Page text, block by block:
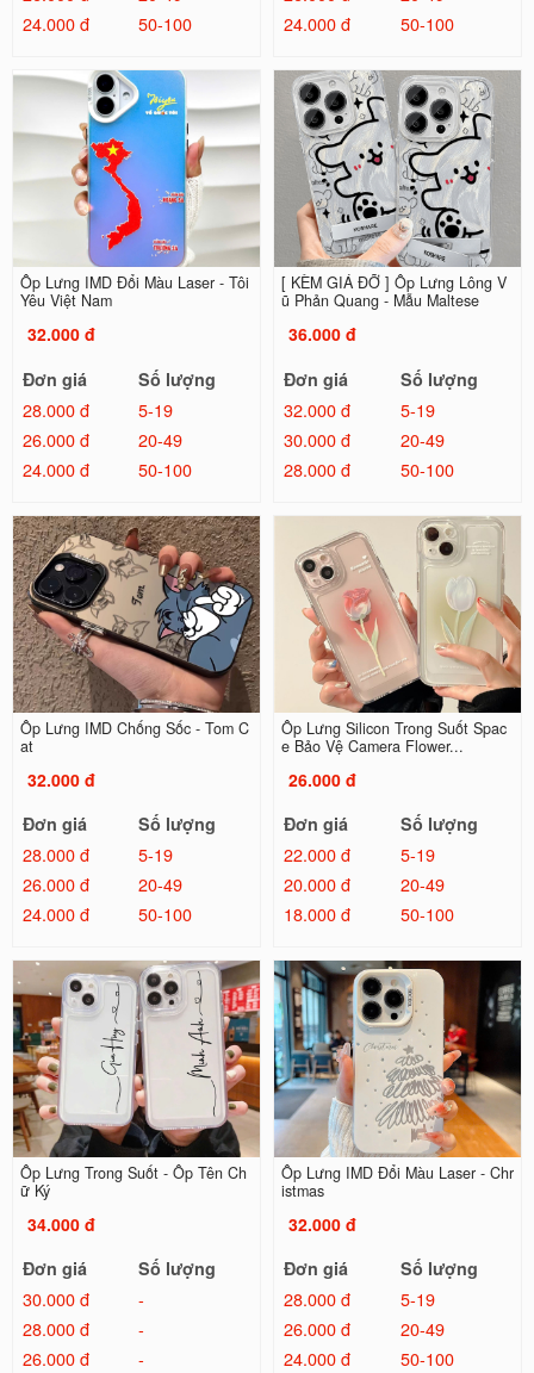
24.000 đ
50-100
24.000 đ
50-100
Ốp Lưng IMD Đổi Màu Laser - Tôi
Yêu Việt Nam
32.000 đ
Đơn giá
Số lượng
28.000 đ
5-19
26.000 đ
20-49
24.000 đ
50-100
[ KÈM GIÁ ĐỠ ] Ốp Lưng Lông V
ũ Phản Quang - Mẫu Maltese
36.000 đ
Đơn giá
Số lượng
32.000 đ
5-19
30.000 đ
20-49
28.000 đ
50-100
Ốp Lưng IMD Chống Sốc - Tom C
at
32.000 đ
Đơn giá
Số lượng
28.000 đ
5-19
26.000 đ
20-49
24.000 đ
50-100
Ốp Lưng Silicon Trong Suốt Spac
e Bảo Vệ Camera Flower...
26.000 đ
Đơn giá
Số lượng
22.000 đ
5-19
20.000 đ
20-49
18.000 đ
50-100
Ốp Lưng Trong Suốt - Ốp Tên Ch
ữ Ký
34.000 đ
Đơn giá
Số lượng
30.000 đ
-
28.000 đ
-
26.000 đ
-
Ốp Lưng IMD Đổi Màu Laser - Chr
istmas
32.000 đ
Đơn giá
Số lượng
28.000 đ
5-19
26.000 đ
20-49
24.000 đ
50-100